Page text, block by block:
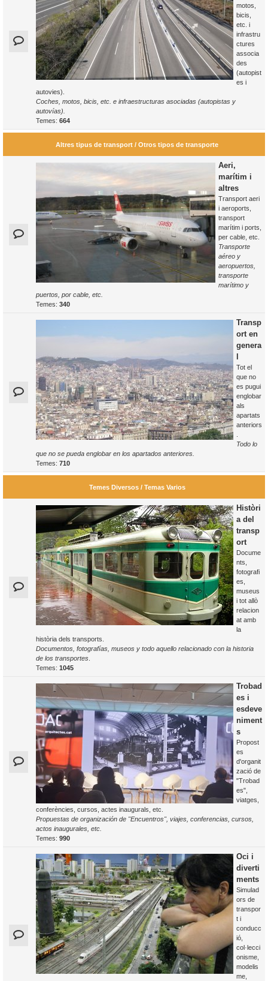
motos,
bicis,
etc. i
infrastru
ctures
associa
des
(autopist
es i
autovies).
Coches, motos, bicis, etc. e infraestructuras asociadas (autopistas y
autovías).
Temes: 664
Altres tipus de transport / Otros tipos de transporte
Aeri,
marítim i
altres
Transport aeri
i aeroports,
transport
marítim i ports,
per cable, etc.
Transporte
aéreo y
aeropuertos,
transporte
marítimo y
puertos, por cable, etc.
Temes: 340
Transp
ort en
genera
Tot el
que no
es pugui
englobar
als
apartats
anteriors
Todo lo
que no se pueda englobar en los apartados anteriores.
Temes: 710
Temes Diversos / Temas Varios
Històri
a del
transp
ort
Docume
nts,
fotografi
es,
museus
i tot allò
relacion
at amb
la
història dels transports.
Documentos, fotografías, museos y todo aquello relacionado con la historia
de los transportes
Temes: 1045
Trobad
es i
esdeve
niment
s
Propost
es
d'organit
zació de
"Trobad
es",
viatges,
conferències, cursos, actes inaugurals, etc.
Propuestas de organización de "Encuentros", viajes, conferencias, cursos,
actos inaugurales, etc.
Temes: 990
Oci i
diverti
ments
Simulad
ors de
transpor
t i
conducc
ió,
col·lecci
onisme,
modelis
me,